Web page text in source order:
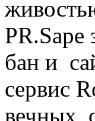
PR.Sape
бан и
сервис
вечных